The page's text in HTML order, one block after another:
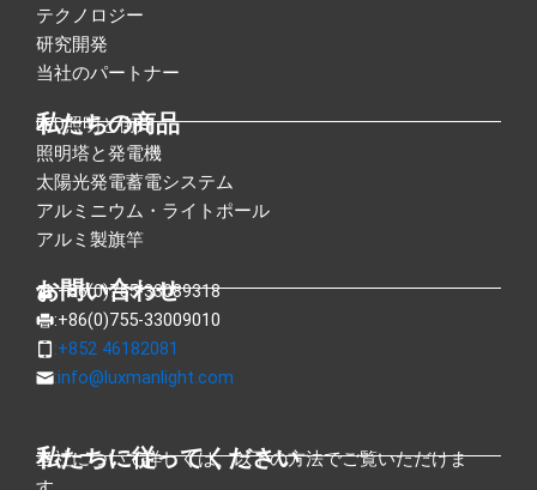
テクノロジー
研究開発
当社のパートナー
私たちの商品
LED照明と街灯
照明塔と発電機
太陽光発電蓄電システム
アルミニウム・ライトポール
アルミ製旗竿
お問い合わせ
:+86(0)755-33089318
:+86(0)755-33009010
:+852 46182081
:info@luxmanlight.com
私たちに従ってください
当社について詳しくは、以下の方法でご覧いただけま